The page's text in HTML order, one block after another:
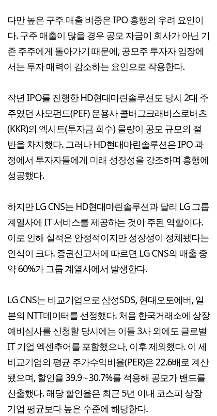
다만 높은 구주 매출 비중은 IPO 흥행의 우려 요인이
다. 구주 매출이 많을 경우 공모 자금이 회사가 아닌 기
존 주주에게 돌아가기 때문에, 공모주 투자자 입장에
서는 투자 매력이 감소하는 요인으로 작용한다.
작년 IPO를 진행한 HD현대마린솔루션도 당시 2대 주
주였던 사모펀드(PEF) 운용사 콜버그크래비스로버츠
(KKR)의 엑시트(투자금 회수) 물량이 공모 규모의 절
반을 차지했다. 그러나 HD현대마린솔루션은 IPO 과
정에서 투자자들에게 미래 성장성을 강조하며 흥행에
성공했다.
하지만 LG CNS는 HD현대마린솔루션과 달리 LG 그룹
계열사에 IT 서비스를 제공하는 것이 주된 역할이다.
이로 인해 실적은 안정적이지만 성장성이 정체됐다는
인식이 크다. 증권신고서에 따르면 LG CNS의 매출 중
약 60%가 그룹 계열사에서 발생한다.
LG CNS는 비교기업으로 삼성SDS, 현대오토에버, 일
본의 NTT데이터를 선정했다. 처음 한국거래소에 상장
예비심사를 신청할 당시에는 이들 3사 외에도 글로벌
IT 기업 엑센추어를 포함했으나, 이후 제외했다. 이 세
비교기업의 평균 주가수익비율(PER)은 22.6배로 계산
됐으며, 할인율 39.9∼30.7%를 적용해 공모가 밴드를
산출했다. 해당 할인율은 최근 5년 이내 코스피 상장
기업 평균보다 높은 수준에 해당한다.